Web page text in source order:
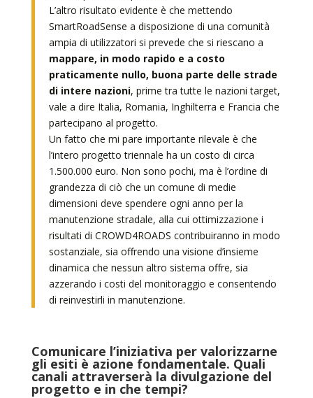
L’altro risultato evidente è che mettendo
SmartRoadSense a disposizione di una comunità
ampia di utilizzatori si prevede che si riescano a
mappare, in modo rapido e a costo
praticamente nullo, buona parte delle strade
di intere nazioni, prime tra tutte le nazioni target,
vale a dire Italia, Romania, Inghilterra e Francia che
partecipano al progetto.
Un fatto che mi pare importante rilevale è che
l’intero progetto triennale ha un costo di circa
1.500.000 euro. Non sono pochi, ma è l’ordine di
grandezza di ciò che un comune di medie
dimensioni deve spendere ogni anno per la
manutenzione stradale, alla cui ottimizzazione i
risultati di CROWD4ROADS contribuiranno in modo
sostanziale, sia offrendo una visione d’insieme
dinamica che nessun altro sistema offre, sia
azzerando i costi del monitoraggio e consentendo
di reinvestirli in manutenzione.
Comunicare l’iniziativa per valorizzarne
gli esiti è azione fondamentale. Quali
canali attraverserà la divulgazione del
progetto e in che tempi?